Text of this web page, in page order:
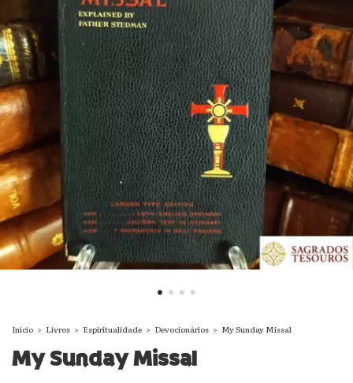
Início > Livros > Espiritualidade > Devocionários > My Sunday Missal
My Sunday Missal